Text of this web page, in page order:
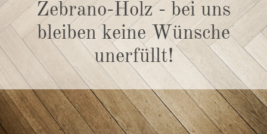
Zebrano-Holz - bei uns
bleiben keine Wünsche
unerfüllt!